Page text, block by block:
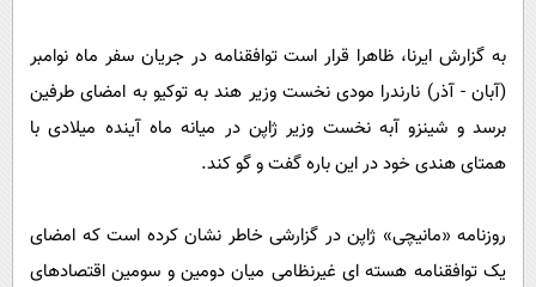
محیط زیست
فناوری و It
علمی
اخبار کریپتو
قرآن
گوناگون
سرگرمی
باشگاه مغز
فیلم
اقتصاد
عصر ایران 2
به گزارش ایرنا، ظاهرا قرار است توافقنامه در جریان سفر ماه نوامبر
(آبان - آذر) نارندرا مودی نخست وزیر هند به توکیو به امضای طرفین
برسد و شینزو آبه نخست وزیر ژاپن در میانه ماه آینده میلادی با
همتای هندی خود در این باره گفت و گو کند.
روزنامه «مانیچی» ژاپن در گزارشی خاطر نشان کرده است که امضای
یک توافقنامه هسته ای غیرنظامی میان دومین و سومین اقتصادهای